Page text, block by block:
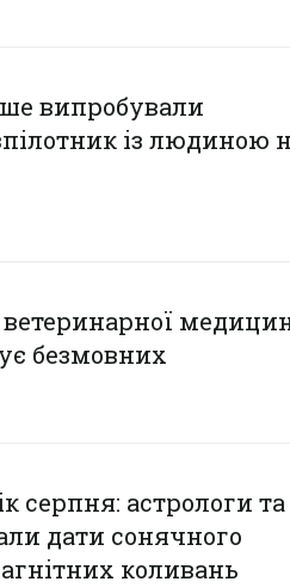
випробували
із людиною
ветеринарної
безмовних
серпня: астрологи та
дати сонячного
коливань